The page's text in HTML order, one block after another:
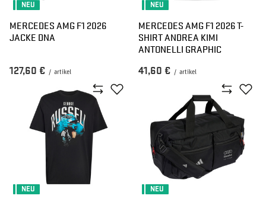
NEU
MERCEDES AMG F1 2026
JACKE DNA
127,60 € / artikel
NEU
MERCEDES AMG F1 2026 T-
SHIRT ANDREA KIMI
ANTONELLI GRAPHIC
41,60 € / artikel
NEU NEU